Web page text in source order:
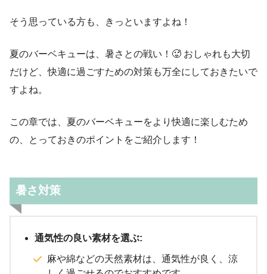
そう思っている方も、きっといますよね！
夏のバーベキューは、暑さとの戦い！🥵 おしゃれも大切
だけど、快適に過ごすための対策も万全にしておきたいで
すよね。
この章では、夏のバーベキューをより快適に楽しむため
の、とっておきのポイントをご紹介します！
暑さ対策
通気性の良い素材を選ぶ:
麻や綿などの天然素材は、通気性が良く、涼